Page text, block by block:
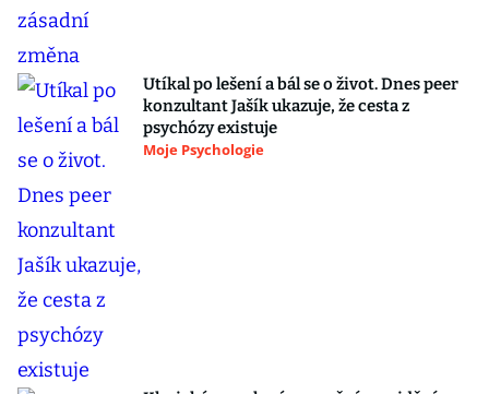
Utíkal po lešení a bál se o život. Dnes peer
konzultant Jašík ukazuje, že cesta z
psychózy existuje
Moje Psychologie